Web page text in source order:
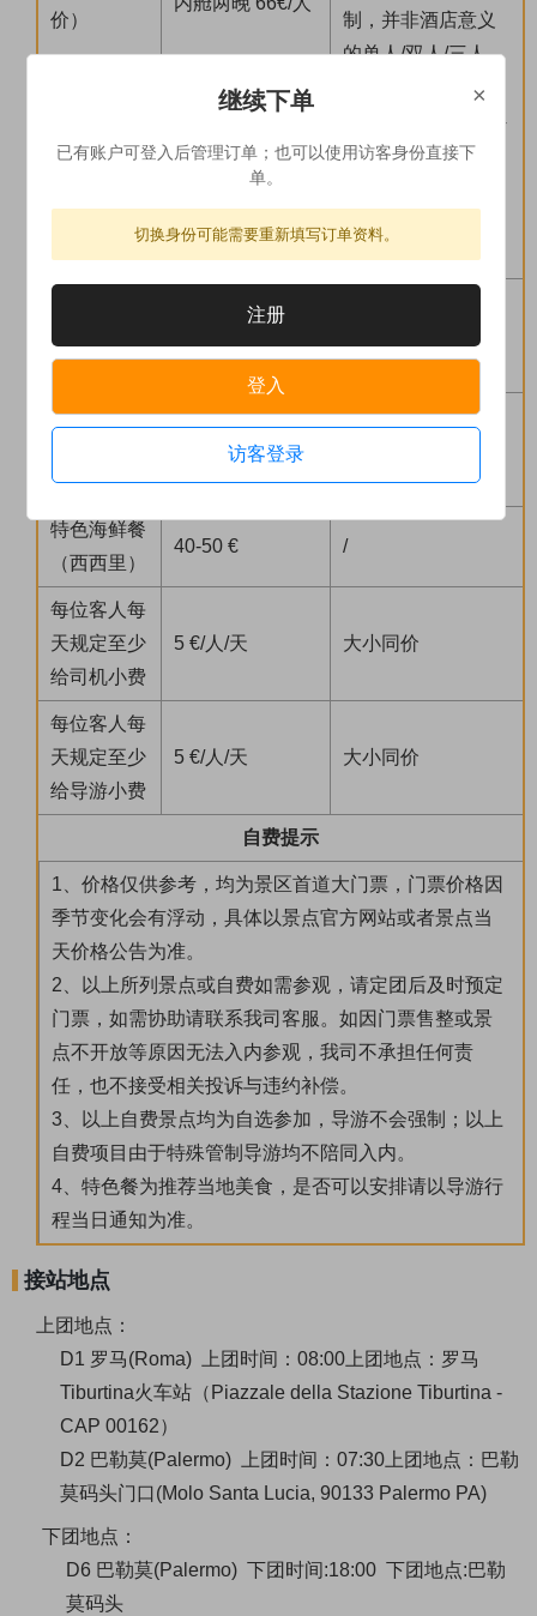
价）
制，并非酒店意义
的单人/双人/三人
间。 有可能遇到2
人舱单人用，上下4
张床双人用等情
准。 请谨慎下单。
段）
一汤）
中式晚餐
段）
20-25 €/人
（标准团餐：五菜
特色海鲜餐
（西西里）
40-50 € /
每位客人每
天规定至少
给司机小费
5 €/人/天 大小同价
每位客人每
天规定至少
给导游小费
5 €/人/天 大小同价
自费提示
1、价格仅供参考，均为景区首道大门票，门票价格因
季节变化会有浮动，具体以景点官方网站或者景点当
天价格公告为准。
2、以上所列景点或自费如需参观，请定团后及时预定
门票，如需协助请联系我司客服。如因门票售整或景
点不开放等原因无法入内参观，我司不承担任何责
任，也不接受相关投诉与违约补偿。
3、以上自费景点均为自选参加，导游不会强制；以上
自费项目由于特殊管制导游均不陪同入内。
4、特色餐为推荐当地美食，是否可以安排请以导游行
程当日通知为准。
接站地点
上团地点：
D1 罗马(Roma)
上团时间：08:00 上团地点：罗马
Tiburtina火车站（Piazzale della Stazione Tiburtina -
CAP 00162）
D2 巴勒莫(Palermo)
上团时间：07:30 上团地点：巴勒
莫码头门口(Molo Santa Lucia, 90133 Palermo PA)
下团地点：
D6 巴勒莫(Palermo) 下团时间:18:00 下团地点:巴勒
莫码头
×
继续下单
已有账户可登入后管理订单；也可以使用访客身份直接下
单。
切换身份可能需要重新填写订单资料。
注册
登入
访客登录